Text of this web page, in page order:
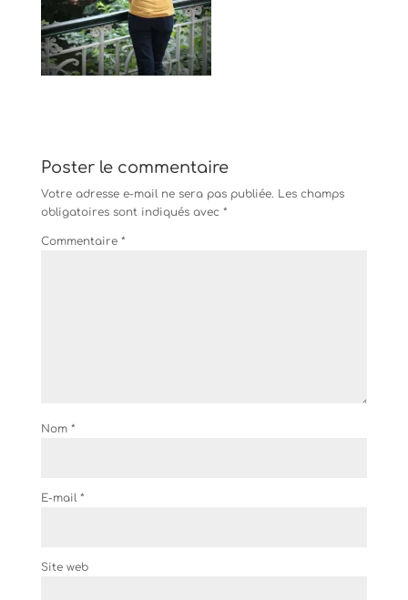
Poster le commentaire
Votre adresse e-mail ne sera pas publiée. Les champs
obligatoires sont indiqués avec *
Commentaire *
Nom *
E-mail *
Site web